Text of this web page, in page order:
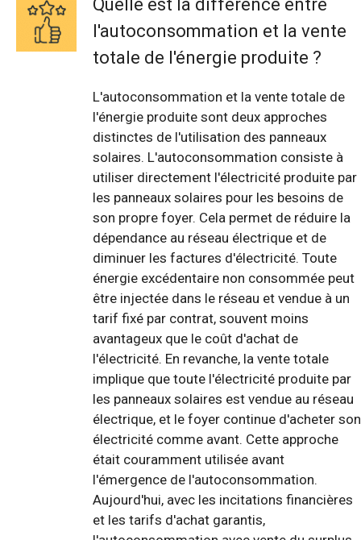
Quelle est la différence entre
l'autoconsommation et la vente
totale de l'énergie produite ?
L'autoconsommation et la vente totale de
l'énergie produite sont deux approches
distinctes de l'utilisation des panneaux
solaires. L'autoconsommation consiste à
utiliser directement l'électricité produite par
les panneaux solaires pour les besoins de
son propre foyer. Cela permet de réduire la
dépendance au réseau électrique et de
diminuer les factures d'électricité. Toute
énergie excédentaire non consommée peut
être injectée dans le réseau et vendue à un
tarif fixé par contrat, souvent moins
avantageux que le coût d'achat de
l'électricité. En revanche, la vente totale
implique que toute l'électricité produite par
les panneaux solaires est vendue au réseau
électrique, et le foyer continue d'acheter son
électricité comme avant. Cette approche
était couramment utilisée avant
l'émergence de l'autoconsommation.
Aujourd'hui, avec les incitations financières
et les tarifs d'achat garantis,